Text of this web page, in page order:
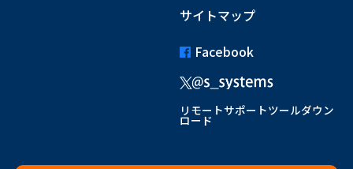
サイトマップ
Facebook
リモートサポートツールダウン
ロード